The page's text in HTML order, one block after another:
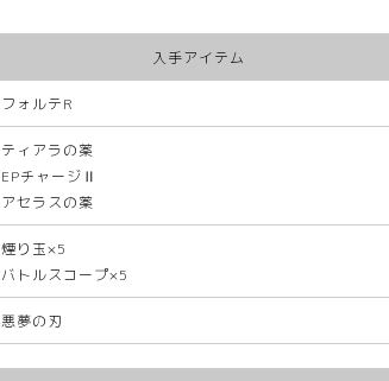
入手アイテム
フォルテR
ティアラの薬
EPチャージⅡ
アセラスの薬
煙り玉×5
バトルスコープ×5
悪夢の刃